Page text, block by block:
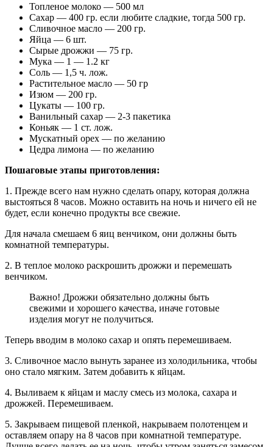
Топленое молоко — 500 мл
Сахар — 400 гр. если любите сладкие, тогда 500 гр.
Сливочное масло — 200 гр.
Яйца — 6 шт.
Сырые дрожжи — 75 гр.
Мука — 1 — 1.2 кг
Соль — 1,5 ч. лож.
Растительное масло — 50 гр
Изюм — 200 гр.
Цукаты — 100 гр.
Ванильный сахар — 2-3 пакетика
Коньяк — 1 ст. лож.
Мускатный орех — по желанию
Цедра лимона — по желанию
Пошаговые этапы приготовления:
1. Прежде всего нам нужно сделать опару, которая должна
выстояться 8 часов. Можно оставить на ночь и ничего ей не
будет, если конечно продукты все свежие.
Для начала смешаем 6 яиц венчиком, они должны быть
комнатной температуры.
2. В теплое молоко раскрошить дрожжи и перемешать
венчиком.
Важно! Дрожжи обязательно должны быть
свежими и хорошего качества, иначе готовые
изделия могут не получиться.
Теперь вводим в молоко сахар и опять перемешиваем.
3. Сливочное масло вынуть заранее из холодильника, чтобы
оно стало мягким. Затем добавить к яйцам.
4. Выливаем к яйцам и маслу смесь из молока, сахара и
дрожжей. Перемешиваем.
5. Закрываем пищевой пленкой, накрываем полотенцем и
оставляем опару на 8 часов при комнатной температуре.